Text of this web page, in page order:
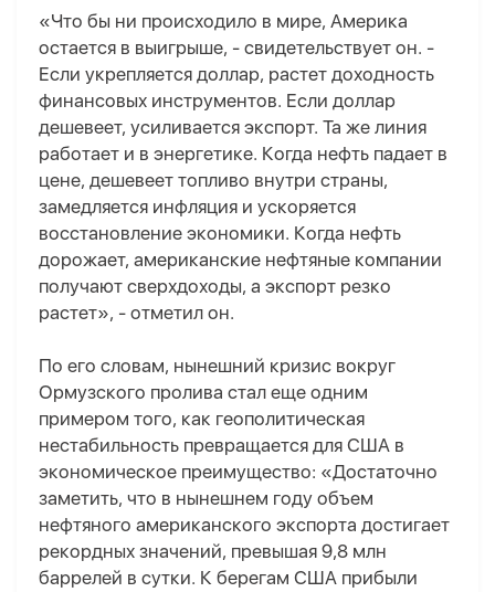
«Что бы ни происходило в мире, Америка
остается в выигрыше, - свидетельствует он. -
Если укрепляется доллар, растет доходность
финансовых инструментов. Если доллар
дешевеет, усиливается экспорт. Та же линия
работает и в энергетике. Когда нефть падает в
цене, дешевеет топливо внутри страны,
замедляется инфляция и ускоряется
восстановление экономики. Когда нефть
дорожает, американские нефтяные компании
получают сверхдоходы, а экспорт резко
растет», - отметил он.
По его словам, нынешний кризис вокруг
Ормузского пролива стал еще одним
примером того, как геополитическая
нестабильность превращается для США в
экономическое преимущество: «Достаточно
заметить, что в нынешнем году объем
нефтяного американского экспорта достигает
рекордных значений, превышая 9,8 млн
баррелей в сутки. К берегам США прибыли